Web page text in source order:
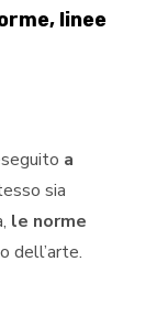
linee
a
sia
le norme
dell’arte.